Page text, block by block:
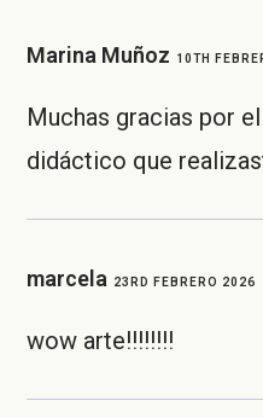
Marina Muñoz 10TH
Muchas gracias por
didáctico que
marcela 23RD FEBRERO 2026
wow arte!!!!!!!!